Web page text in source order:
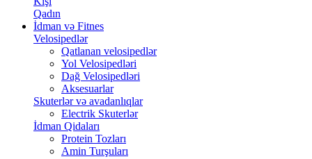
Qadın
İdman və Fitnes
Velosipedlər
Qatlanan velosipedlər
Yol Velosipedləri
Dağ Velosipedləri
Aksesuarlar
Skuterlər və avadanlıqlar
Electrik Skuterlər
İdman Qidaları
Protein Tozları
Amin Turşuları